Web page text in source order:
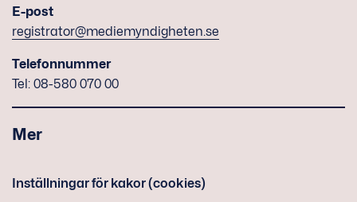
E-post
registrator@mediemyndigheten.se
Telefonnummer
Tel: 08-580 070 00
Mer
Inställningar för kakor (cookies)